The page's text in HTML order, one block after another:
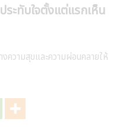
ะทับใจตั้งแต่แรกเห็น
ความสุขและความผ่อนคลายให้